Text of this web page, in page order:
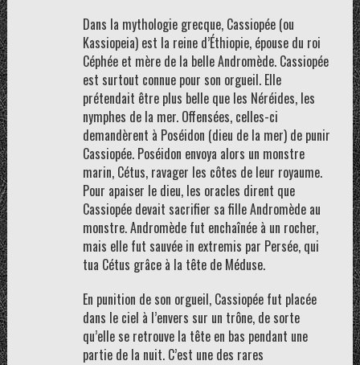
Dans la mythologie grecque, Cassiopée (ou
Kassiopeia) est la reine d’Éthiopie, épouse du roi
Céphée et mère de la belle Andromède. Cassiopée
est surtout connue pour son orgueil. Elle
prétendait être plus belle que les Néréides, les
nymphes de la mer. Offensées, celles-ci
demandèrent à Poséidon (dieu de la mer) de punir
Cassiopée. Poséidon envoya alors un monstre
marin, Cétus, ravager les côtes de leur royaume.
Pour apaiser le dieu, les oracles dirent que
Cassiopée devait sacrifier sa fille Andromède au
monstre. Andromède fut enchaînée à un rocher,
mais elle fut sauvée in extremis par Persée, qui
tua Cétus grâce à la tête de Méduse.
En punition de son orgueil, Cassiopée fut placée
dans le ciel à l’envers sur un trône, de sorte
qu’elle se retrouve la tête en bas pendant une
partie de la nuit. C’est une des rares